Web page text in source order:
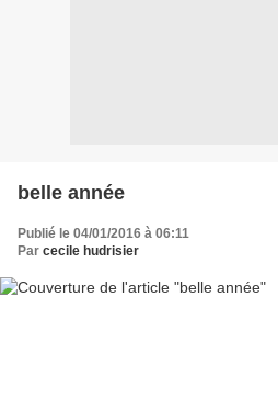
belle année
Publié le 04/01/2016 à 06:11
Par cecile hudrisier